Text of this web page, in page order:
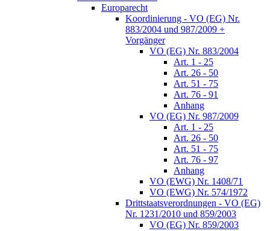
Europarecht
Koordinierung - VO (EG) Nr.
883/2004 und 987/2009 +
Vorgänger
VO (EG) Nr. 883/2004
Art. 1 - 25
Art. 26 - 50
Art. 51 - 75
Art. 76 - 91
Anhang
VO (EG) Nr. 987/2009
Art. 1 - 25
Art. 26 - 50
Art. 51 - 75
Art. 76 - 97
Anhang
VO (EWG) Nr. 1408/71
VO (EWG) Nr. 574/1972
Drittstaatsverordnungen - VO (EG)
Nr. 1231/2010 und 859/2003
VO (EG) Nr. 859/2003